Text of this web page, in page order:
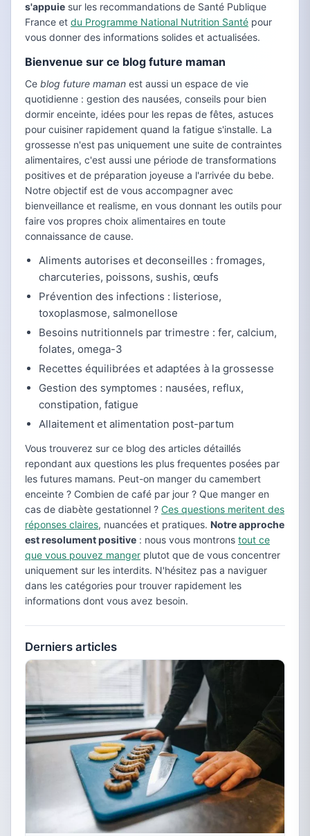
s'appuie sur les recommandations de Santé Publique
France et du Programme National Nutrition Santé pour
vous donner des informations solides et actualisées.
Bienvenue sur ce blog future maman
Ce blog future maman est aussi un espace de vie
quotidienne : gestion des nausées, conseils pour bien
dormir enceinte, idées pour les repas de fêtes, astuces
pour cuisiner rapidement quand la fatigue s'installe. La
grossesse n'est pas uniquement une suite de contraintes
alimentaires, c'est aussi une période de transformations
positives et de préparation joyeuse a l'arrivée du bebe.
Notre objectif est de vous accompagner avec
bienveillance et realisme, en vous donnant les outils pour
faire vos propres choix alimentaires en toute
connaissance de cause.
Aliments autorises et deconseilles : fromages,
charcuteries, poissons, sushis, œufs
Prévention des infections : listeriose,
toxoplasmose, salmonellose
Besoins nutritionnels par trimestre : fer, calcium,
folates, omega-3
Recettes équilibrées et adaptées à la grossesse
Gestion des symptomes : nausées, reflux,
constipation, fatigue
Allaitement et alimentation post-partum
Vous trouverez sur ce blog des articles détaillés
repondant aux questions les plus frequentes posées par
les futures mamans. Peut-on manger du camembert
enceinte ? Combien de café par jour ? Que manger en
cas de diabète gestationnel ? Ces questions meritent des
réponses claires, nuancées et pratiques. Notre approche
est resolument positive : nous vous montrons tout ce
que vous pouvez manger plutot que de vous concentrer
uniquement sur les interdits. N'hésitez pas a naviguer
dans les catégories pour trouver rapidement les
informations dont vous avez besoin.
Derniers articles